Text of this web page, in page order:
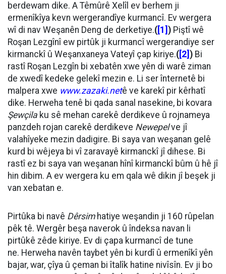
berdewam dike. A Têmûrê Xelîl ev berhem ji
ermenîkîya kevn wergerandîye kurmancî. Ev wergera
wî di nav Weşanên Deng de derketiye.( [1] ) Piştî wê
Roşan Lezgînî ew pirtûk ji kurmancî wergerandiye ser
kirmanckî û Weşanxaneya Vateyî çap kiriye.( [2] ) Bi
rastî Roşan Lezgîn bi xebatên xwe yên di warê ziman
de xwedî kedeke gelekî mezin e. Li ser înternetê bi
malpera xwe www.zazaki.netê ve karekî pir kêrhatî
dike. Herweha tenê bi qada sanal nasekine, bi kovara
Şewçila ku sê mehan carekê derdikeve û rojnameya
panzdeh rojan carekê derdikeve Newepelve jî
valahîyeke mezin dadigire. Bi saya van weşanan gelê
kurd bi wêjeya bi vî zaravayê kirmanckî jî dihese. Bi
rastî ez bi saya van weşanan hînî kirmanckî bûm û hê jî
hin dibim. A ev wergera ku em qala wê dikin jî beşek ji
van xebatan e.
Pirtûka bi navê Dêrsimhatiye weşandin ji 160 rûpelan
pêk tê. Wergêr beşa naverok û îndeksa navan li
pirtûkê zêde kiriye. Ev di çapa kurmancî de tune
ne. Herweha navên taybet yên bi kurdî û ermenîkî yên
bajar, war, çîya û çeman bi îtalîk hatine nivîsîn. Ev ji bo